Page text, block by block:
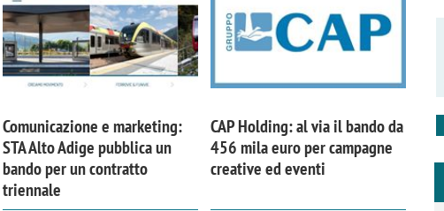
Comunicazione e marketing:
STA Alto Adige pubblica un
bando per un contratto
triennale
CAP Holding: al via il bando da
456 mila euro per campagne
creative ed eventi